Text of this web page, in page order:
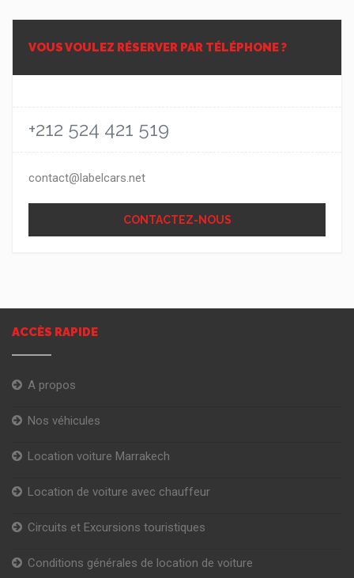
VOUS VOULEZ RÉSERVER PAR TÉLÉPHONE ?
+212 524 421 519
contact@labelcars.net
CONTACTEZ-NOUS
ACCÈS RAPIDE
A propos
Nos véhicules
Location voiture Marrakech
Location de voiture avec chauffeur
Circuits et Excursions touristiques
Conditions générales de location de voiture